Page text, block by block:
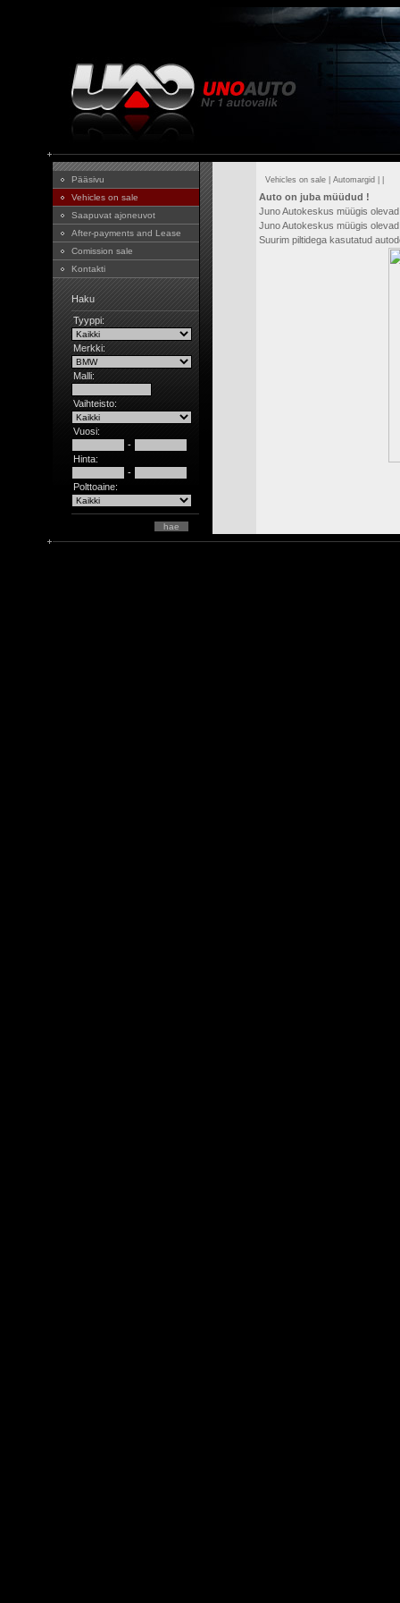
Pääsivu
Vehicles on sale
Saapuvat ajoneuvot
After-payments and Lease
Comission sale
Kontakti
Haku
Tyyppi:
Merkki:
Malli:
Vaihteisto:
Vuosi:
-
Hinta:
-
Polttoaine:
Vehicles on sale| Automargid
Auto on juba müüdud !
Juno Autokeskus müügis
Juno Autokeskus müügis
Suurim piltidega kasutatud